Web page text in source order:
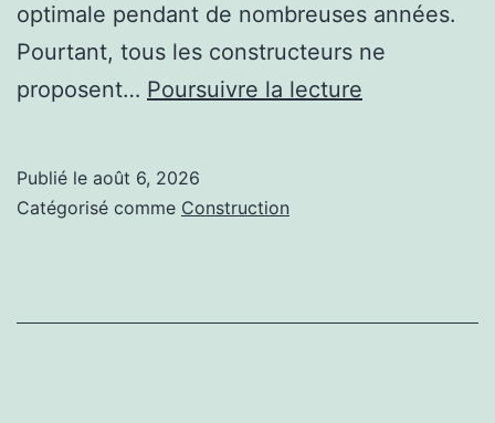
optimale pendant de nombreuses années.
Pourtant, tous les constructeurs ne
proposent… Poursuivre la lecture
Publié le août 6, 2026
Catégorisé comme Construction